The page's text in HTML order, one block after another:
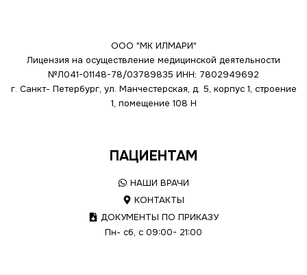
ООО "МК ИЛМАРИ"
Лицензия на осуществление медицинской деятельности
№Л041-01148-78/03789835 ИНН: 7802949692
г. Санкт- Петербург, ул. Манчестерская, д. 5, корпус 1, строение
1, помещение 108 Н
ПАЦИЕНТАМ
НАШИ ВРАЧИ
КОНТАКТЫ
ДОКУМЕНТЫ ПО ПРИКАЗУ
Пн- сб, с 09:00- 21:00